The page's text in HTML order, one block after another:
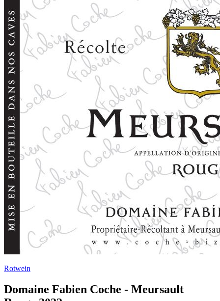
Rotwein
Domaine Fabien Coche - Meursault